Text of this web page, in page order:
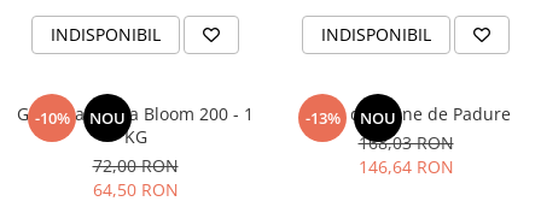
INDISPONIBIL INDISPONIBIL
-10% NOU
Gelatina pudra Bloom 200 - 1
KG
72,00 RON
64,50 RON
-13% NOU
Faina de Alune de Padure
168,03 RON
146,64 RON